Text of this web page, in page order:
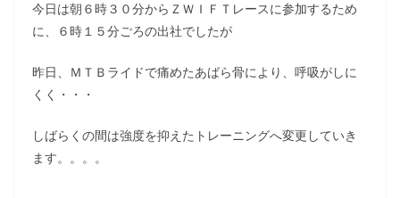
今日は朝６時３０分からＺＷＩＦＴレースに参加するため
に、６時１５分ごろの出社でしたが
昨日、ＭＴＢライドで痛めたあばら骨により、呼吸がしに
くく・・・
しばらくの間は強度を抑えたトレーニングへ変更していき
ます。。。。